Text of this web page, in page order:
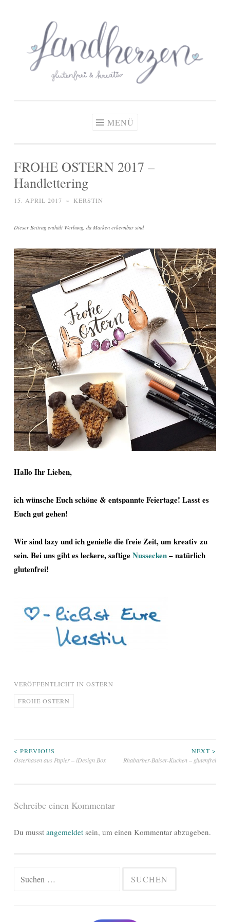
springen
Zöliakie, glutenfreie Ernährung
MENÜ
FROHE OSTERN 2017 –
Handlettering
15. APRIL 2017 ~ KERSTIN
Dieser Beitrag enthält Werbung, da Marken erkennbar sind
Hallo Ihr Lieben,
ich wünsche Euch schöne & entspannte Feiertage! Lasst es
Euch gut gehen!
Wir sind lazy und ich genieße die freie Zeit, um kreativ zu
sein. Bei uns gibt es leckere, saftigeNussecken– natürlich
glutenfrei!
VERÖFFENTLICHT IN OSTERN
FROHE OSTERN
Beitragsnavigation
< PREVIOUS
Osterhasen aus Papier – iDesign Box
NEXT >
Rhabarber-Baiser-Kuchen – glutenfrei
Schreibe einen Kommentar
Du musst angemeldet sein, um einen Kommentar abzugeben.
Suchen